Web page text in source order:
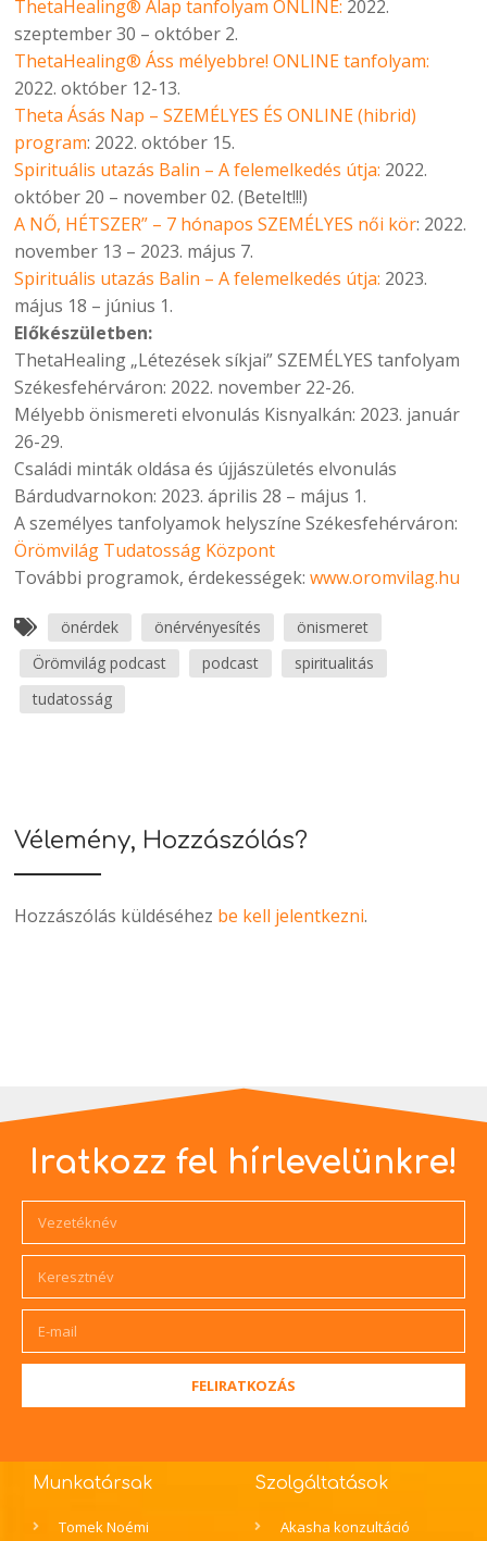
ThetaHealing® Alap tanfolyam ONLINE: 2022.
szeptember 30 – október 2.
ThetaHealing® Áss mélyebbre! ONLINE tanfolyam:
2022. október 12-13.
Theta Ásás Nap – SZEMÉLYES ÉS ONLINE (hibrid)
program: 2022. október 15.
Spirituális utazás Balin – A felemelkedés útja: 2022.
október 20 – november 02. (Betelt!!!)
A NŐ, HÉTSZER” – 7 hónapos SZEMÉLYES női kör: 2022.
november 13 – 2023. május 7.
Spirituális utazás Balin – A felemelkedés útja: 2023.
május 18 – június 1.
Előkészületben:
ThetaHealing „Létezések síkjai” SZEMÉLYES tanfolyam
Székesfehérváron: 2022. november 22-26.
Mélyebb önismereti elvonulás Kisnyalkán: 2023. január
26-29.
Családi minták oldása és újjászületés elvonulás
Bárdudvarnokon: 2023. április 28 – május 1.
A személyes tanfolyamok helyszíne Székesfehérváron:
Örömvilág Tudatosság Központ
További programok, érdekességek:www.oromvilag.hu
önérdek önérvényesítés
önismeret
Örömvilág podcast
podcast
spiritualitás
tudatosság
Vélemény, Hozzászólás?
Hozzászólás küldéséhez be kell jelentkezni.
Iratkozz fel hírlevelünkre!
FELIRATKOZÁS
Munkatársak
Tomek Noémi
Szolgáltatások
Akasha konzultáció